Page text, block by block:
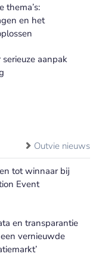
thema’s:
en het
aanpak
Outvie nieuws
tot winnaar bij
Event
en transparantie
vernieuwde